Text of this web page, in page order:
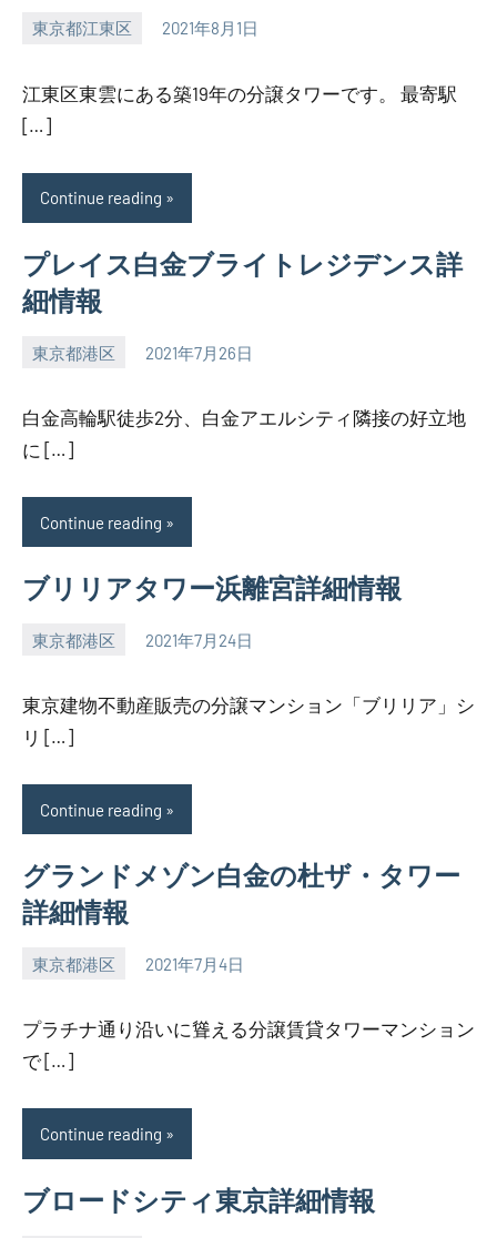
東京都江東区 2021年8月1日
SEZIMO
江東区東雲にある築19年の分譲タワーです。 最寄駅
[…]
Continue reading
プレイス白金ブライトレジデンス詳
細情報
東京都港区 2021年7月26日
SEZIMO
白金高輪駅徒歩2分、白金アエルシティ隣接の好立地
に […]
Continue reading
ブリリアタワー浜離宮詳細情報
東京都港区 2021年7月24日
SEZIMO
東京建物不動産販売の分譲マンション「ブリリア」シ
リ […]
Continue reading
グランドメゾン白金の杜ザ・タワー
詳細情報
東京都港区 2021年7月4日
SEZIMO
プラチナ通り沿いに聳える分譲賃貸タワーマンション
で […]
Continue reading
ブロードシティ東京詳細情報